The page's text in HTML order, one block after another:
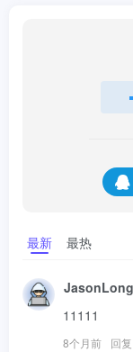
最新 最热
JasonLong
11111
8个月前 回复